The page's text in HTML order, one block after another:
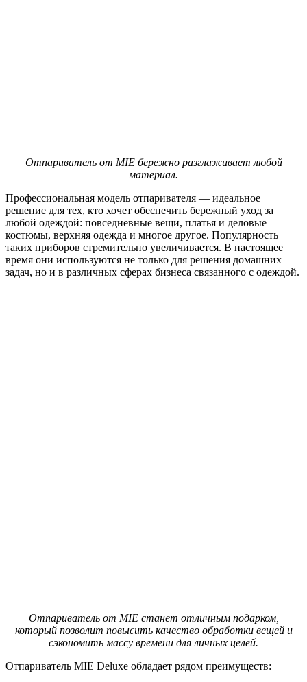
Отпариватель от MIE бережно разглаживает любой
материал.
Профессиональная модель отпаривателя — идеальное
решение для тех, кто хочет обеспечить бережный уход за
любой одеждой: повседневные вещи, платья и деловые
костюмы, верхняя одежда и многое другое. Популярность
таких приборов стремительно увеличивается. В настоящее
время они используются не только для решения домашних
задач, но и в различных сферах бизнеса связанного с одеждой.
Отпариватель от MIE станет отличным подарком,
который позволит повысить качество обработки вещей и
сэкономить массу времени для личных целей.
Отпариватель MIE Deluxe обладает рядом преимуществ: